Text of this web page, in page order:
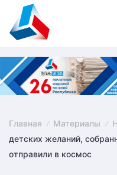
content
Главная Материалы
детских желаний,
отправили в космос